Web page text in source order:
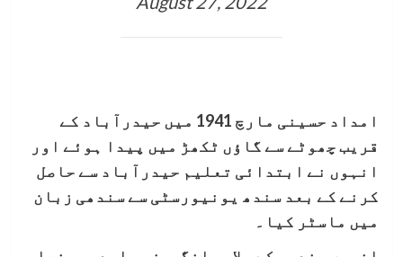
امداد حسینی مارچ 1941 میں حیدرآباد کے
قریب چھوٹے سے گاؤں ٹکھڑ میں پیدا ہوئے اور
انہوں نے ابتدائی تعلیم حیدرآباد سے حاصل
کرنے کے بعد سندھ یونیورسٹی سے سندھی زبان
میں ماسٹر کیا۔